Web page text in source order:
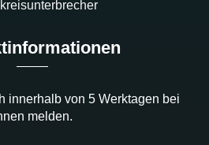
innerhalb von 5 Werktagen bei
melden.